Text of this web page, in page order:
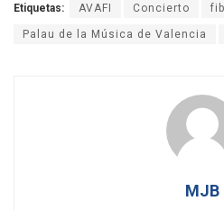
Etiquetas: AVAFI Concierto
Palau de la Música de Valencia
MJB